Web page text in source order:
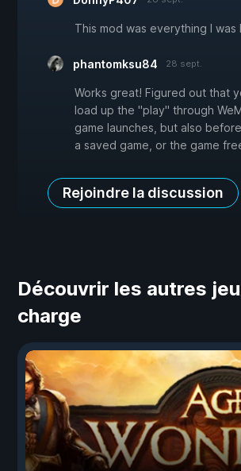
This mod was everything I was
phantomksu84 28 sept.
Works great! Figured out that
load up the "play" through
game launches, but also
a saved game, or the game
Rejoindre la discussion
Découvrir les autres
charge